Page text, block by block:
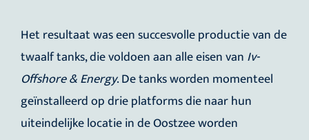
Het resultaat was een succesvolle productie van de
twaalf tanks, die voldoen aan alle eisen van Iv-
Offshore & Energy. De tanks worden momenteel
geïnstalleerd op drie platforms die naar hun
uiteindelijke locatie in de Oostzee worden